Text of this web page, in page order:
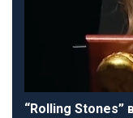
“Rolling Stones”